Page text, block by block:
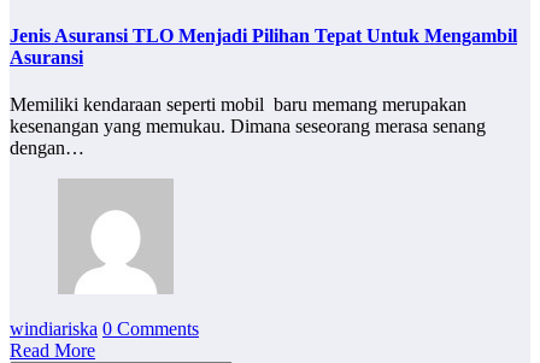
Jenis Asuransi TLO Menjadi Pilihan Tepat Untuk Mengambil
Asuransi
Memiliki kendaraan seperti mobil baru memang merupakan
kesenangan yang memukau. Dimana seseorang merasa senang
dengan…
windiariska 0 Comments
Read More